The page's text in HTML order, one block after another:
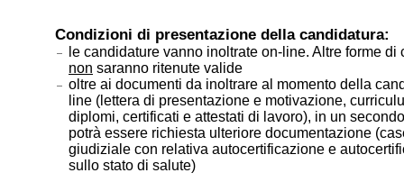
Condizioni di presentazione della candidatura:
le candidature vanno inoltrate on-line. Altre forme di
non saranno ritenute valide
oltre ai documenti da inoltrare al momento della
line (lettera di presentazione e motivazione,
diplomi, certificati e attestati di lavoro), in un
potrà essere richiesta ulteriore documentazione
giudiziale con relativa autocertificazione e
sullo stato di salute)